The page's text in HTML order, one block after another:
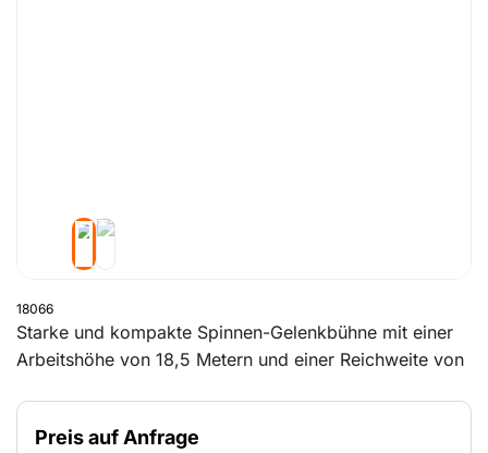
18066
Starke und kompakte Spinnen-Gelenkbühne mit einer
Arbeitshöhe von 18,5 Metern und einer Reichweite von
standardmäßig 200 kg. Mit einer Breite von 89
Zentimetern passt die Gelenkbühne mit spurlosen
Preis auf Anfrage